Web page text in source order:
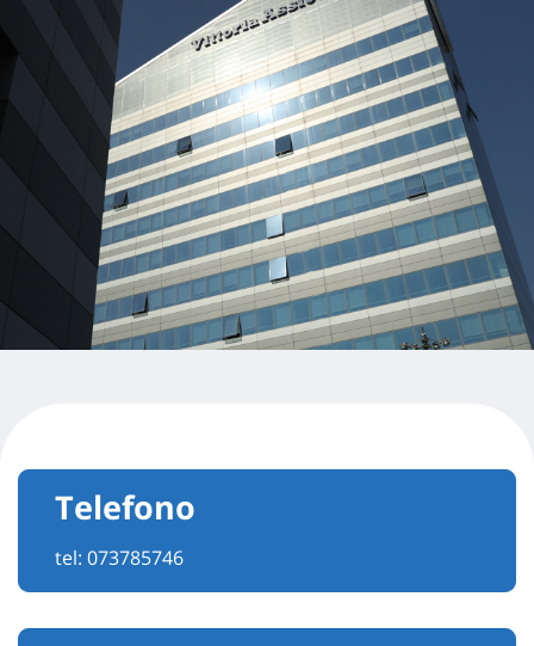
Telefono
tel: 073785746